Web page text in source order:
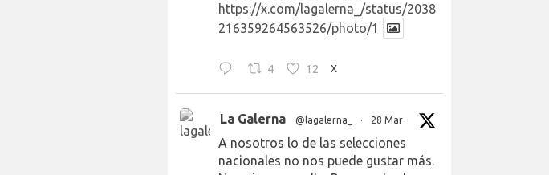
https://x.com/lagalerna_/status/2038
216359264563526/photo/1
4 12 X
La Galerna @lagalerna_ · 28 Mar
A nosotros lo de las selecciones
nacionales no nos puede gustar más.